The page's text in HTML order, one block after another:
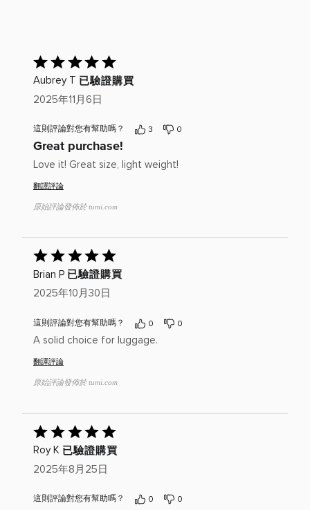
已
出
評
5(滿
為
5)
Aubrey T 已驗證購買
2025年11月6日
這則評論對您有幫助嗎？ 3 0
Great purchase!
Love it! Great size, light weight!
翻譯評論
原始評論發佈於 tumi.com
已
出
評
5(滿
為
5)
Brian P 已驗證購買
2025年10月30日
這則評論對您有幫助嗎？ 0 0
A solid choice for luggage.
翻譯評論
原始評論發佈於 tumi.com
已
出
評
5(滿
Roy K 已驗證購買
2025年8月25日
這則評論對您有幫助嗎？ 0 0